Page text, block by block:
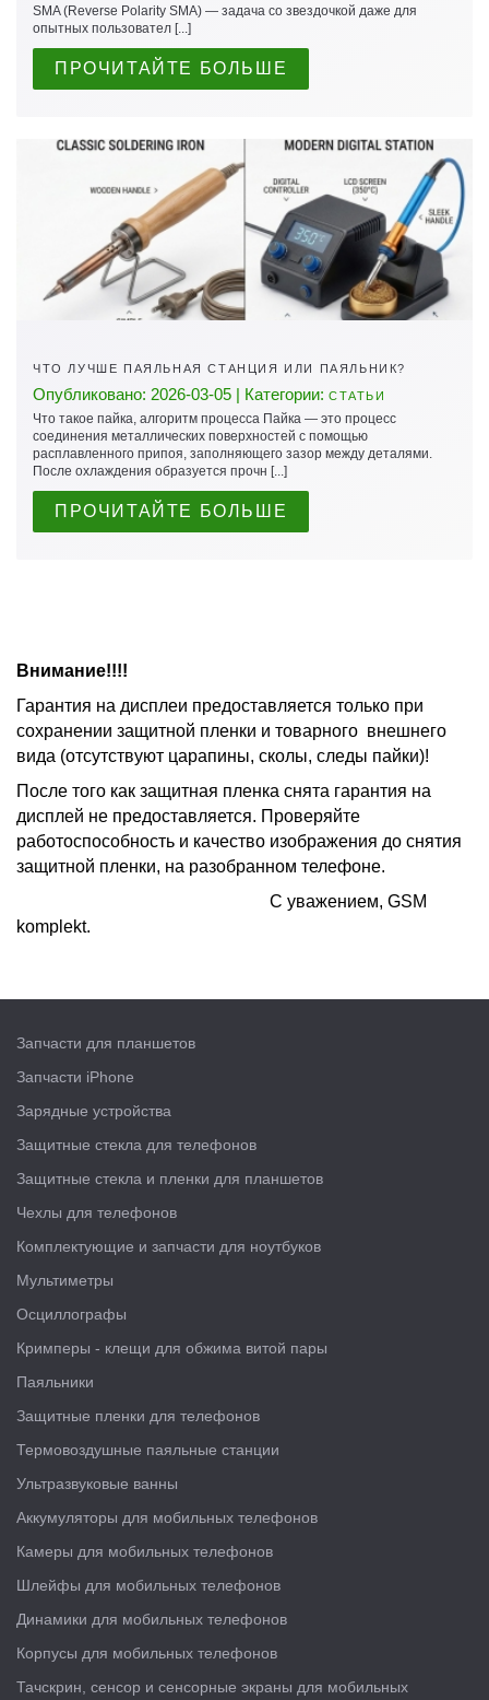
SMA (Reverse Polarity SMA) — задача со звездочкой даже для
опытных пользовател [...]
ПРОЧИТАЙТЕ БОЛЬШЕ
ЧТО ЛУЧШЕ ПАЯЛЬНАЯ СТАНЦИЯ ИЛИ ПАЯЛЬНИК?
Опубликовано: 2026-03-05 | Категории: СТАТЬИ
Что такое пайка, алгоритм процесса Пайка — это процесс
соединения металлических поверхностей с помощью
расплавленного припоя, заполняющего зазор между деталями.
После охлаждения образуется прочн [...]
ПРОЧИТАЙТЕ БОЛЬШЕ
Внимание!!!!
Гарантия на дисплеи предоставляется только при
сохранении защитной пленки и товарного внешнего
вида (отсутствуют царапины, сколы, следы пайки)!
После того как защитная пленка снята гарантия на
дисплей не предоставляется. Проверяйте
работоспособность и качество изображения до снятия
защитной пленки, на разобранном телефоне.
С уважением, GSM
komplekt.
Запчасти для планшетов
Запчасти iPhone
Зарядные устройства
Защитные стекла для телефонов
Защитные стекла и пленки для планшетов
Чехлы для телефонов
Комплектующие и запчасти для ноутбуков
Мультиметры
Осциллографы
Кримперы - клещи для обжима витой пары
Паяльники
Защитные пленки для телефонов
Термовоздушные паяльные станции
Ультразвуковые ванны
Аккумуляторы для мобильных телефонов
Камеры для мобильных телефонов
Шлейфы для мобильных телефонов
Динамики для мобильных телефонов
Корпусы для мобильных телефонов
Тачскрин, сенсор и сенсорные экраны для мобильных